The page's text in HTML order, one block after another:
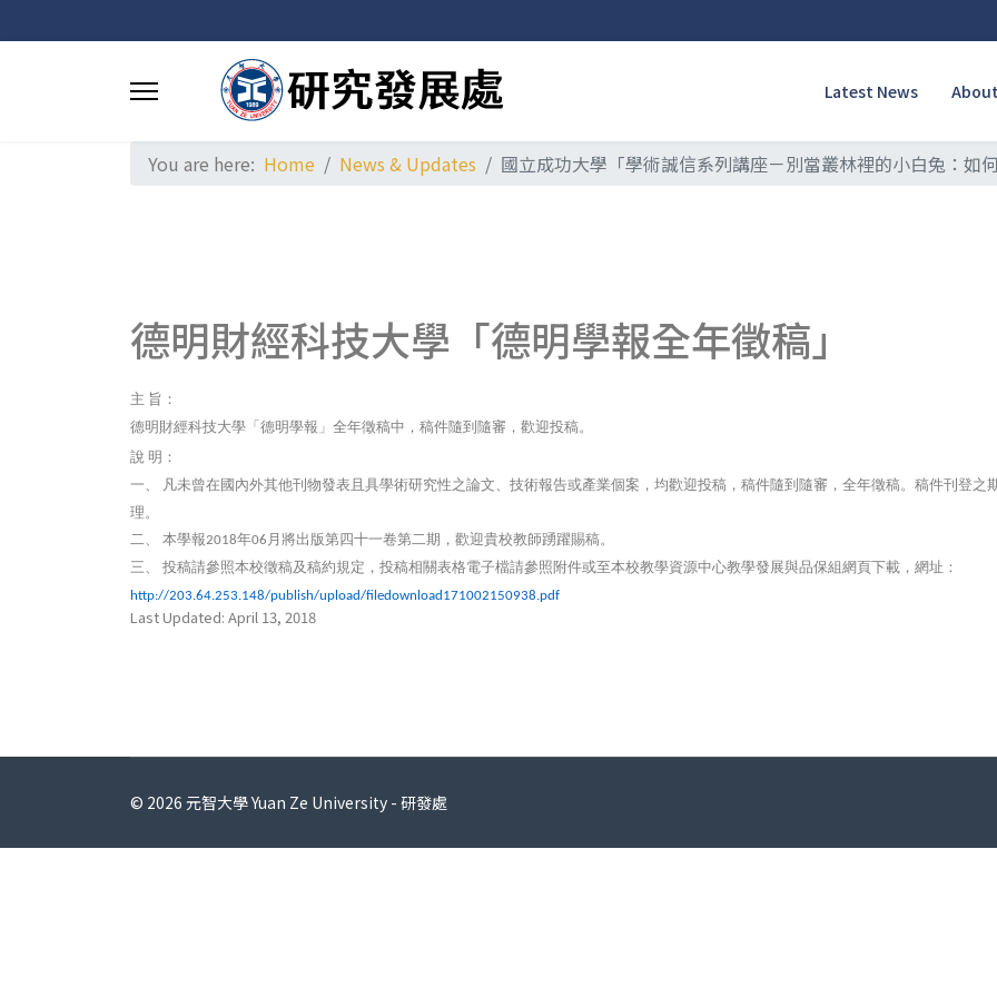
Latest News
You are here: Home News & Updates 國立成功大學「學術誠信系列講座－別當叢林裡的小白兔：如
德明財經科技大學「德明學報全年徵稿」
主 旨：
德明財經科技大學「德明學報」全年徵稿中，稿件隨到隨審，歡迎投稿。
說 明：
一、
凡未曾在國內外其他刊物發表且具學術研究性之論文、技術報告或產業個案，均歡迎投稿，稿件隨到隨審，全年徵稿。稿件刊登
理。
二、
本學報2018年06 月將出版第四十一卷第二期，歡迎貴校教師踴躍賜稿。
三、
投稿請參照本校徵稿及稿約規定，投稿相關表格電子檔請參照附件或至本校教學資源中心教學發展與品保組網頁下載，網址：
http://203.64.253.148/publish/upload/filedownload171002150938.pdf
Last Updated: April 13, 2018
© 2026 元智大學 Yuan Ze University - 研發處